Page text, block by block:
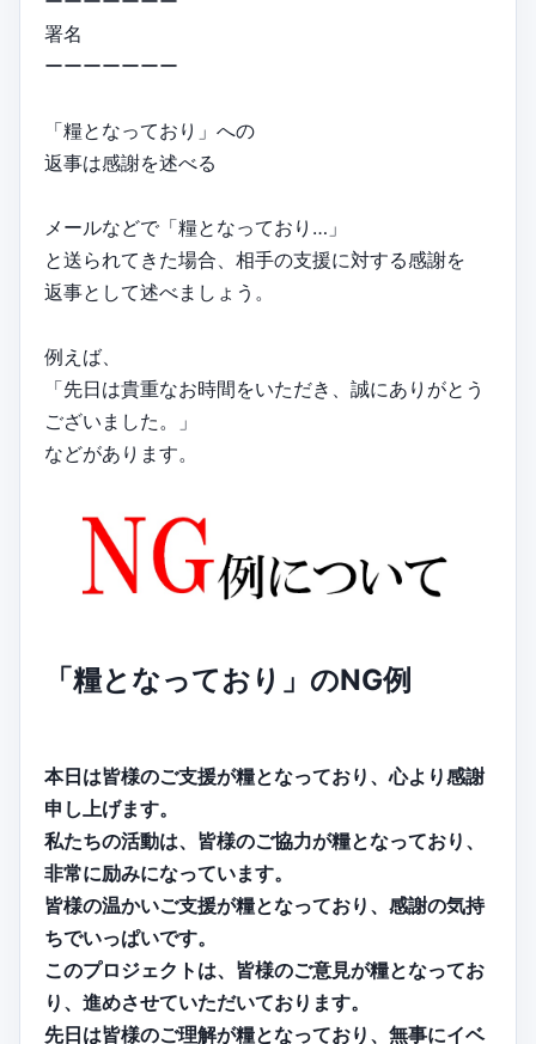
署名
ーーーーーーー
「糧となっており」への
返事は感謝を述べる
メールなどで「糧となっており…」
と送られてきた場合、相手の支援に対する感謝を
返事として述べましょう。
例えば、
「先日は貴重なお時間をいただき、誠にありがとう
ございました。」
などがあります。
「糧となっており」のNG例
本日は皆様のご支援が糧となっており、心より感謝
申し上げます。
私たちの活動は、皆様のご協力が糧となっており、
非常に励みになっています。
皆様の温かいご支援が糧となっており、感謝の気持
ちでいっぱいです。
このプロジェクトは、皆様のご意見が糧となってお
り、進めさせていただいております。
先日は皆様のご理解が糧となっており、無事にイベ